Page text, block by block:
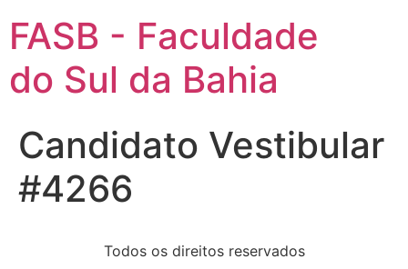
FASB - Faculdade
do Sul da Bahia
Candidato Vestibular
#4266
Todos os direitos reservados